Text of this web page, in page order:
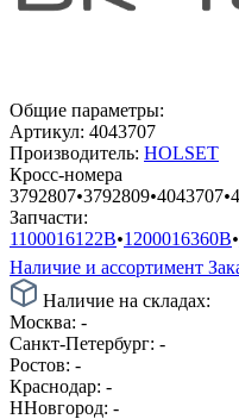
Общие параметры:
Артикул: 4043707
Производитель: HOLSET
Кросс-номера
3792807•3792809•4043707•
Запчасти:
1100016122B•1200016360B•
Наличие и ассортимент
Наличие на складах:
Москва: -
Санкт-Петербург: -
Ростов: -
Краснодар: -
ННовгород: -